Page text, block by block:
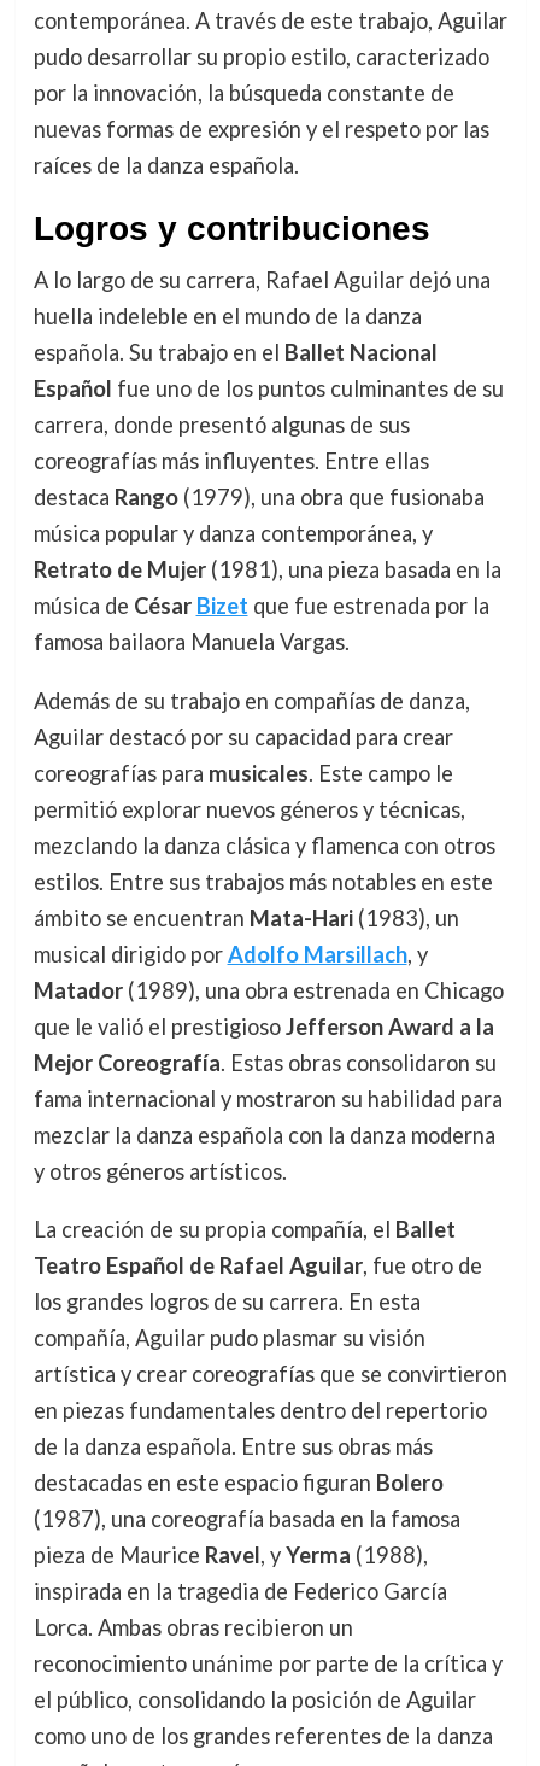
contemporánea. A través de este trabajo, Aguilar
pudo desarrollar su propio estilo, caracterizado
por la innovación, la búsqueda constante de
nuevas formas de expresión y el respeto por las
raíces de la danza española.
Logros y contribuciones
A lo largo de su carrera, Rafael Aguilar dejó una
huella indeleble en el mundo de la danza
española. Su trabajo en el Ballet Nacional
Español fue uno de los puntos culminantes de su
carrera, donde presentó algunas de sus
coreografías más influyentes. Entre ellas
destaca Rango(1979), una obra que fusionaba
música popular y danza contemporánea, y
Retrato de Mujer(1981), una pieza basada en la
música de César Bizet que fue estrenada por la
famosa bailaora Manuela Vargas.
Además de su trabajo en compañías de danza,
Aguilar destacó por su capacidad para crear
coreografías para musicales. Este campo le
permitió explorar nuevos géneros y técnicas,
mezclando la danza clásica y flamenca con otros
estilos. Entre sus trabajos más notables en este
ámbito se encuentran Mata-Hari(1983), un
musical dirigido porAdolfo Marsillach, y
Matador(1989), una obra estrenada en Chicago
que le valió el prestigiosoJefferson Award a la
Mejor Coreografía. Estas obras consolidaron su
fama internacional y mostraron su habilidad para
mezclar la danza española con la danza moderna
y otros géneros artísticos.
La creación de su propia compañía, el Ballet
Teatro Español de Rafael Aguilar, fue otro de
los grandes logros de su carrera. En esta
compañía, Aguilar pudo plasmar su visión
artística y crear coreografías que se convirtieron
en piezas fundamentales dentro del repertorio
de la danza española. Entre sus obras más
destacadas en este espacio figuran Bolero
(1987), una coreografía basada en la famosa
pieza de Maurice Ravel, yYerma (1988),
inspirada en la tragedia de Federico García
Lorca. Ambas obras recibieron un
reconocimiento unánime por parte de la crítica y
el público, consolidando la posición de Aguilar
como uno de los grandes referentes de la danza